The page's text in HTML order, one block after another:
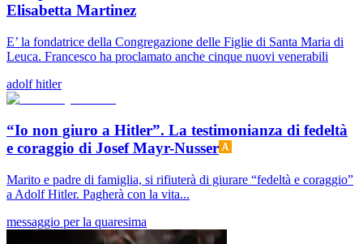
Elisabetta Martinez
E’ la fondatrice della Congregazione delle Figlie di Santa Maria di
Leuca. Francesco ha proclamato anche cinque nuovi venerabili
adolf hitler
“Io non giuro a Hitler”. La testimonianza di fedeltà
e coraggio di Josef Mayr-Nusser
Marito e padre di famiglia, si rifiuterà di giurare “fedeltà e coraggio”
a Adolf Hitler. Pagherà con la vita...
messaggio per la quaresima